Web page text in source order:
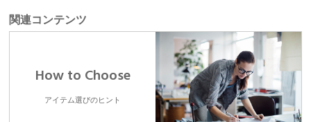
関連コンテンツ
How to Choose
アイテム選びのヒント